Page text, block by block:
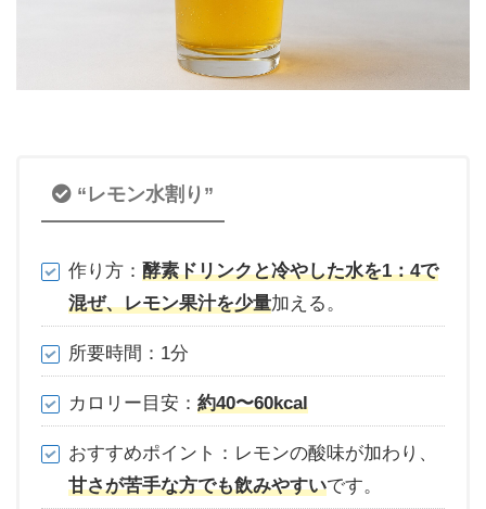
“レモン水割り”
作り方： 酵素ドリンクと冷やした水を1：4で
混ぜ、レモン果汁を少量加える。
所要時間：1分
カロリー目安： 約40〜60kcal
おすすめポイント：レモンの酸味が加わり、
甘さが苦手な方でも飲みやすいです。